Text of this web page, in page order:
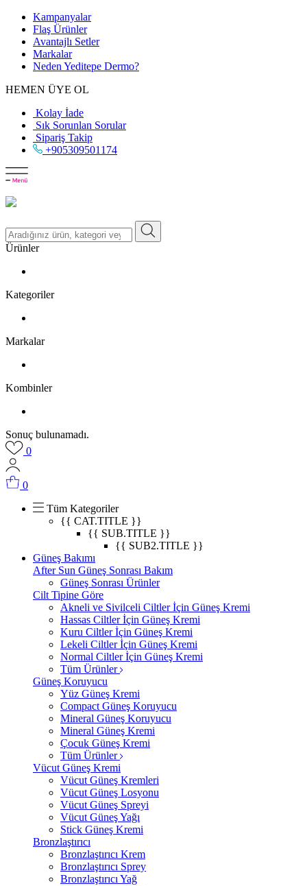
Kampanyalar
Flaş Ürünler
Avantajlı Setler
Markalar
Neden Yeditepe Dermo?
HEMEN ÜYE OL
Kolay İade
Sık Sorunlan Sorular
Sipariş Takip
+905309501174
Ürünler
Kategoriler
Markalar
Kombinler
Sonuç bulunamadı.
0
0
Tüm Kategoriler
{{ CAT.TITLE }}
{{ SUB.TITLE }}
{{ SUB2.TITLE }}
Güneş Bakımı
After Sun Güneş Sonrası Bakım
Güneş Sonrası Ürünler
Cilt Tipine Göre
Akneli ve Sivilceli Ciltler İçin Güneş Kremi
Hassas Ciltler İçin Güneş Kremi
Kuru Ciltler İçin Güneş Kremi
Lekeli Ciltler İçin Güneş Kremi
Normal Ciltler İçin Güneş Kremi
Tüm Ürünler
Güneş Koruyucu
Yüz Güneş Kremi
Compact Güneş Koruyucu
Mineral Güneş Koruyucu
Mineral Güneş Kremi
Çocuk Güneş Kremi
Tüm Ürünler
Vücut Güneş Kremi
Vücut Güneş Kremleri
Vücut Güneş Losyonu
Vücut Güneş Spreyi
Vücut Güneş Yağı
Stick Güneş Kremi
Bronzlaştırıcı
Bronzlaştırıcı Krem
Bronzlaştırıcı Sprey
Bronzlaştırıcı Yağ